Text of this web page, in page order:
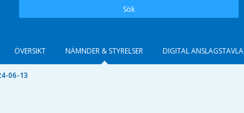
Sök
ÖVERSIKT NÄMNDER & STYRELSER DIGITAL ANSLAGSTAVLA
06-13